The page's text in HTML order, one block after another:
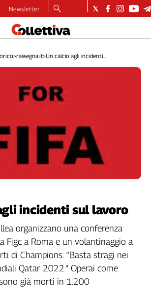
Newsletter
>rassegna.it>Un calcio agli incidenti...
incidenti sul lavoro
organizzano una conferenza
Figc a Roma e un volantinaggio a
di Champions: “Basta stragi nei
Qatar 2022.” Operai come
già morti in 1.200